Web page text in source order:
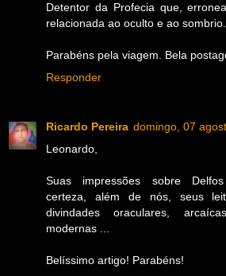
Detentor da Profecia que,
relacionada ao oculto e ao sombrio...
Parabéns pela viagem. Bela
Responder
Ricardo Pereira domingo, 07
Leonardo,
Suas impressões sobre
certeza, além de nós, seus
divindades oraculares,
modernas ...
Belíssimo artigo! Parabéns!